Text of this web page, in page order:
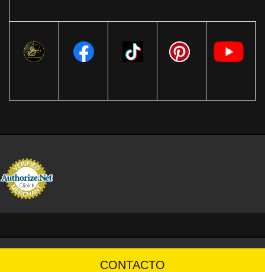
CONTACTO